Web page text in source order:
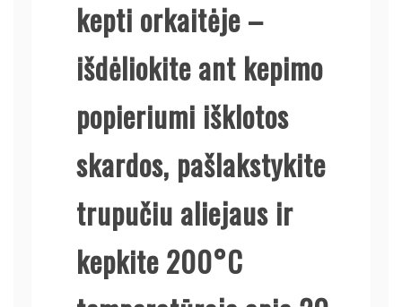
kepti orkaitėje –
išdėliokite ant kepimo
popieriumi išklotos
skardos, pašlakstykite
trupučiu aliejaus ir
kepkite 200°C